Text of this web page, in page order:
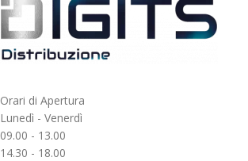
Orari di Apertura
Lunedì - Venerdì
09.00 - 13.00
14.30 - 18.00